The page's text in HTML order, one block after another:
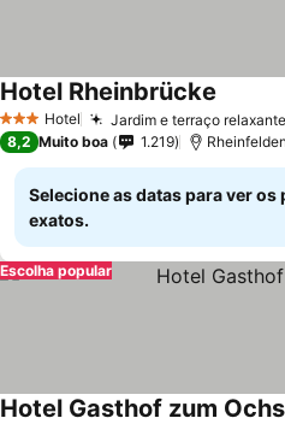
3 EstrelasHotel Jardim e terraço
Hotel Rheinbrücke
8,2 Muito boa 1.219
Selecione as datas para ver os
exatos.
Escolha popular
Hotel Gasthof zum